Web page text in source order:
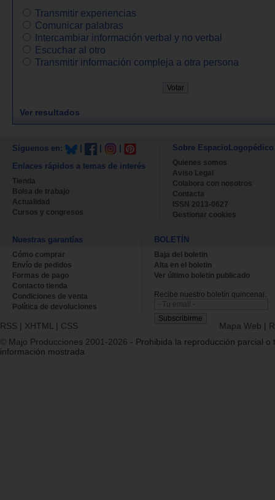
Transmitir experiencias
Comunicar palabras
Intercambiar información verbal y no verbal
Escuchar al otro
Transmitir información compleja a otra persona
Ver resultados
Síguenos en:
Enlaces rápidos a temas de interés
Tienda
Bolsa de trabajo
Actualidad
Cursos y congresos
Sobre EspacioLogopédico
Quienes somos
Aviso Legal
Colabora con nosotros
Contacta
ISSN 2013-0627
Gestionar cookies
Nuestras garantías
Cómo comprar
Envío de pedidos
Formas de pago
Contacto tienda
Condiciones de venta
Política de devoluciones
BOLETÍN
Baja del boletin
Alta en el boletin
Ver último boletin publicado
Recibe nuestro boletín quincenal.
RSS | XHTML | CSS Mapa Web |
© Majo Producciones 2001-2026 - Prohibida la reproducción parcial o
información mostrada